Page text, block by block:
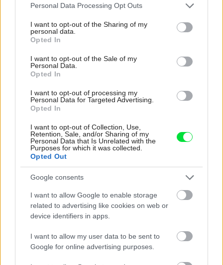
Please note that this website/app uses one or more Google
not limited to your visit or usage behaviour. You may click to
grant or deny consent to Google and its third-party tags to
use your data for below specified purposes in below Google
consent section.
Personal Data Processing Opt Outs
I want to opt-out of the Sharing of my
personal data.
Opted In
I want to opt-out of the Sale of my
Personal Data.
Opted In
I want to opt-out of processing my
Personal Data for Targeted Advertising.
Opted In
I want to opt-out of Collection, Use,
Retention, Sale, and/or Sharing of my
Personal Data that Is Unrelated with the
Purposes for which it was collected.
Opted Out
Google consents
I want to allow Google to enable storage
related to advertising like cookies on web or
device identifiers in apps.
I want to allow my user data to be sent to
Google for online advertising purposes.